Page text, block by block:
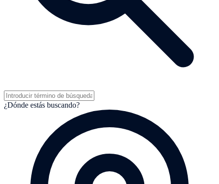
¿Dónde estás buscando?